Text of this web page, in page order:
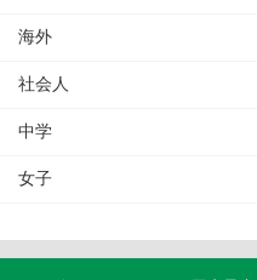
海外
社会人
中学
女子